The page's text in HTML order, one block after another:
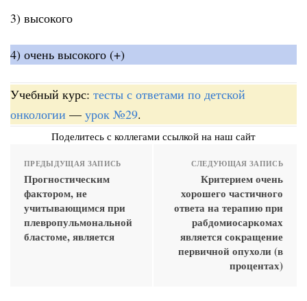
3) высокого
4) очень высокого (+)
Учебный курс: тесты с ответами по детской
онкологии — урок №29.
Поделитесь с коллегами ссылкой на наш сайт
ПРЕДЫДУЩАЯ ЗАПИСЬ
Прогностическим
фактором, не
учитывающимся при
плевропульмональной
бластоме, является
СЛЕДУЮЩАЯ ЗАПИСЬ
Критерием очень
хорошего частичного
ответа на терапию при
рабдомиосаркомах
является сокращение
первичной опухоли (в
процентах)